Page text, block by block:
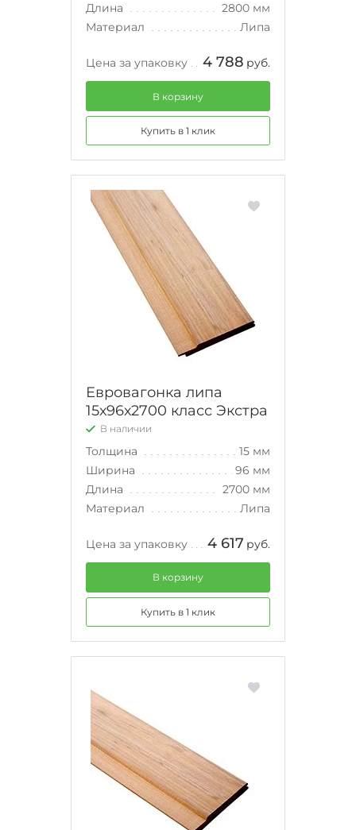
Длина
2800 мм
Материал
Липа
Цена за упаковку 4 788 руб.
В корзину
Купить в 1 клик
Евровагонка липа
15х96х2700 класс Экстра
В наличии
Толщина
15 мм
Ширина
96 мм
Длина
2700 мм
Материал
Липа
Цена за упаковку 4 617 руб.
В корзину
Купить в 1 клик